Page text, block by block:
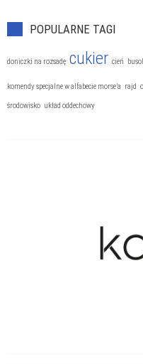
POPULARNE TAGI
doniczki na rozsadę cukier cień
komendy specjalne w alfabecie morse’a rajd
środowisko układ oddechowy